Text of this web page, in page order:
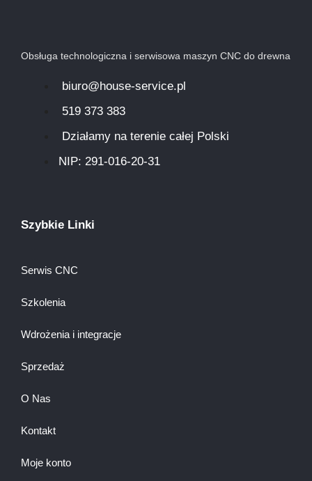
Obsługa technologiczna i serwisowa maszyn CNC do drewna
biuro@house-service.pl
519 373 383
Działamy na terenie całej Polski
NIP: 291-016-20-31​
Szybkie Linki
Serwis CNC
Szkolenia
Wdrożenia i integracje
Sprzedaż
O Nas
Kontakt
Moje konto